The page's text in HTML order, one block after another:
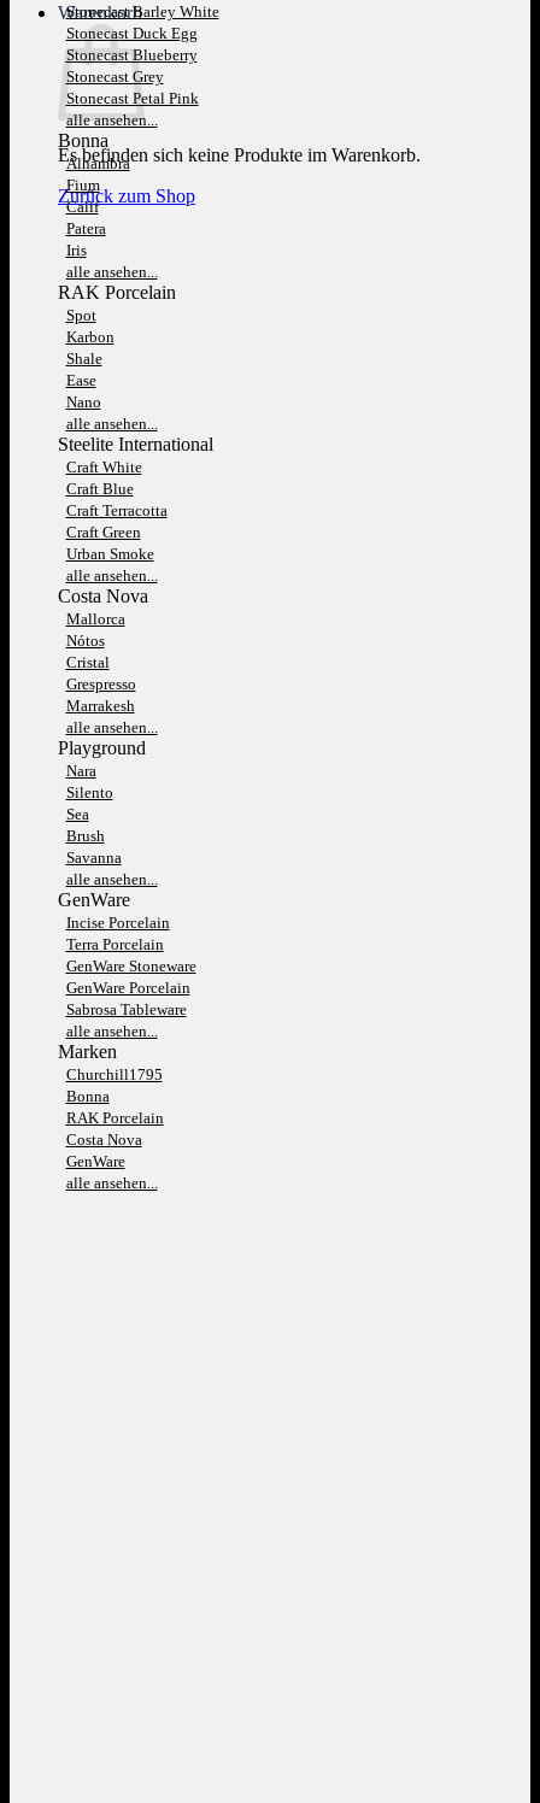
Warenkorb
Es befinden sich keine Produkte im Warenkorb.
Zurück zum Shop
Stonecast Barley White
Stonecast Duck Egg
Stonecast Blueberry
Stonecast Grey
Stonecast Petal Pink
alle ansehen...
Bonna
Alhambra
Fium
Calif
Patera
Iris
alle ansehen...
RAK Porcelain
Spot
Karbon
Shale
Ease
Nano
alle ansehen...
Steelite International
Craft White
Craft Blue
Craft Terracotta
Craft Green
Urban Smoke
alle ansehen...
Costa Nova
Mallorca
Nótos
Cristal
Grespresso
Marrakesh
alle ansehen...
Playground
Nara
Silento
Sea
Brush
Savanna
alle ansehen...
GenWare
Incise Porcelain
Terra Porcelain
GenWare Stoneware
GenWare Porcelain
Sabrosa Tableware
alle ansehen...
Marken
Churchill1795
Bonna
RAK Porcelain
Costa Nova
GenWare
alle ansehen...